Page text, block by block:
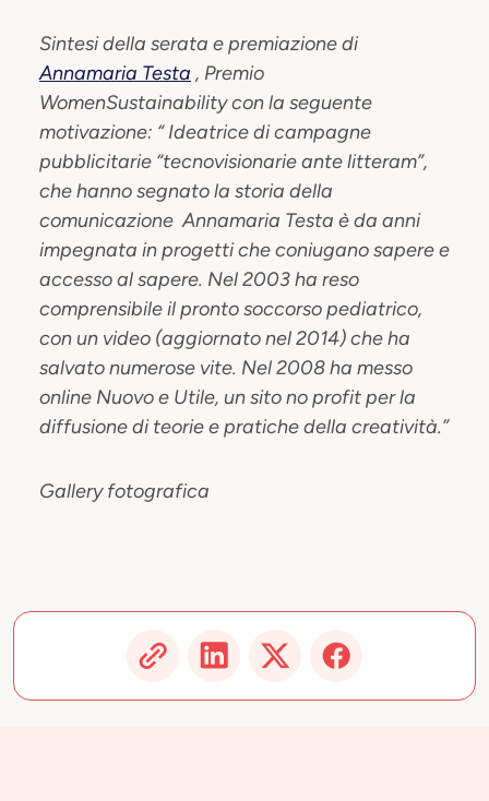
Sintesi della serata e premiazione di
Annamaria Testa , Premio
WomenSustainability con la seguente
motivazione: “ Ideatrice di campagne
pubblicitarie “tecnovisionarie ante litteram”,
che hanno segnato la storia della
comunicazione Annamaria Testa è da anni
impegnata in progetti che coniugano sapere e
accesso al sapere. Nel 2003 ha reso
comprensibile il pronto soccorso pediatrico,
con un video (aggiornato nel 2014) che ha
salvato numerose vite. Nel 2008 ha messo
online Nuovo e Utile, un sito no profit per la
diffusione di teorie e pratiche della creatività.”
Gallery fotografica